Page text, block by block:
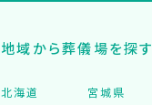
地域から葬儀場を探す
北海道
宮城県